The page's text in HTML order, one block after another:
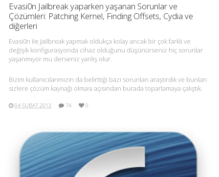
Evasi0n Jailbreak yaparken yaşanan Sorunlar ve
Çözümleri: Patching Kernel, Finding Offsets, Cydia ve
diğerleri
Evasi0n ile Jailbreak yapmak oldukça kolay ancak bir çok farklı ve
değişik konfigurasyonda cihaz olduğunu düşünürseniz hiç sorunlar
yaşanmıyor mu derseniz yanlış olur.
Bizim kullanıcılarımızın da belirttiği bazı sorunları araştırdık ve bunları
sizlere çözüm kaynağı olması açısından burada toparlamaya çalıştık.
04 ŞUBAT 2013 74 0